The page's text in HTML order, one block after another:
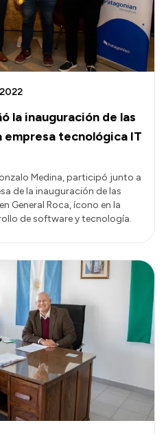
la inauguración de las
empresa tecnológica IT
Medina, participó junto a
de la inauguración de las
General Roca, ícono en la
de software y tecnología.